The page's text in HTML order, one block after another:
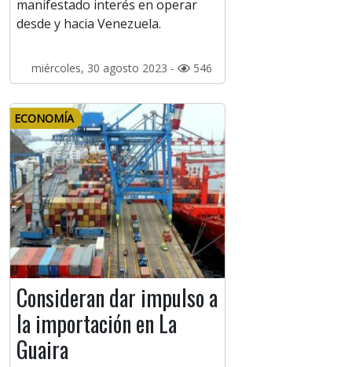
manifestado interés en operar
desde y hacia Venezuela.
miércoles, 30 agosto 2023 - 546
ECONOMÍA
Consideran dar impulso a
la importación en La
Guaira